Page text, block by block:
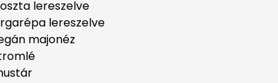
lereszelve
lereszelve
majonéz